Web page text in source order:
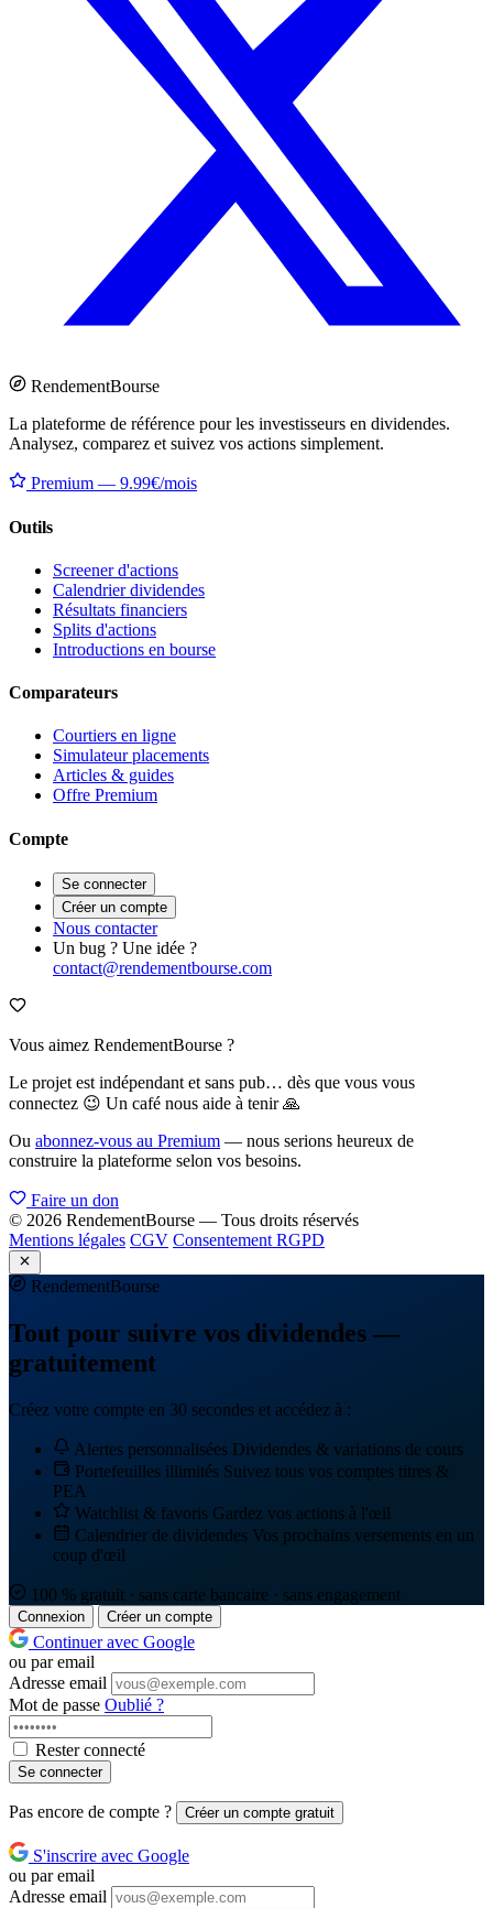
RendementBourse
La plateforme de référence pour les investisseurs en dividendes.
Analysez, comparez et suivez vos actions simplement.
Premium — 9.99€/mois
Outils
Screener d'actions
Calendrier dividendes
Résultats financiers
Splits d'actions
Introductions en bourse
Comparateurs
Courtiers en ligne
Simulateur placements
Articles & guides
Offre Premium
Compte
Se connecter
Créer un compte
Nous contacter
Un bug ? Une idée ?
contact@rendementbourse.com
Vous aimez RendementBourse ?
Le projet est indépendant et sans pub… dès que vous vous
connectez 😉 Un café nous aide à tenir 🙏
Ou abonnez-vous au Premium — nous serions heureux de
construire la plateforme selon vos besoins.
Faire un don
© 2026 RendementBourse — Tous droits réservés
Mentions légales CGV Consentement RGPD
RendementBourse
Tout pour suivre vos dividendes —
gratuitement
Créez votre compte en 30 secondes et accédez à :
Alertes personnalisées Dividendes & variations de cours
Portefeuilles illimités Suivez tous vos comptes titres &
PEA
Watchlist & favoris Gardez vos actions à l'œil
Calendrier de dividendes Vos prochains versements en un
coup d'œil
100 % gratuit · sans carte bancaire · sans engagement
Connexion Créer un compte
Continuer avec Google
ou par email
Adresse email
Mot de passe Oublié ?
Rester connecté
Se connecter
Pas encore de compte ? Créer un compte gratuit
S'inscrire avec Google
ou par email
Adresse email